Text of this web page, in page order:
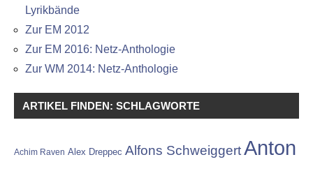
Lyrikbände
Zur EM 2012
Zur EM 2016: Netz-Anthologie
Zur WM 2014: Netz-Anthologie
ARTIKEL FINDEN: SCHLAGWORTE
Achim Raven Alex Dreppec Alfons SchweiggertAnton